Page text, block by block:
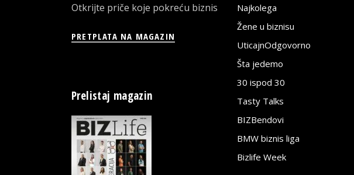
Otkrijte priče koje pokreću biznis
PRETPLATA NA MAGAZIN
Prelistaj magazin
Najkolega
Žene u biznisu
UticajnOdgovorno
Šta jedemo
30 ispod 30
Tasty Talks
BIZBendovi
BMW biznis liga
Bizlife Week